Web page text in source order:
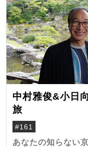
中村雅俊&小日
旅
#161
あなたの知らない